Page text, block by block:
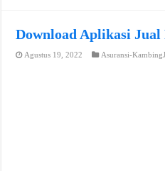
Download Aplikasi
Agustus 19, 2022 Asuransi-